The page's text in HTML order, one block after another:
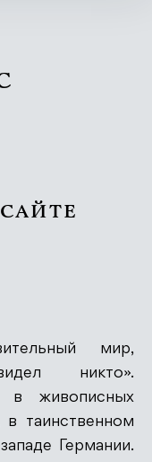
мир,
никто».
в живописных
в таинственном
Германии.